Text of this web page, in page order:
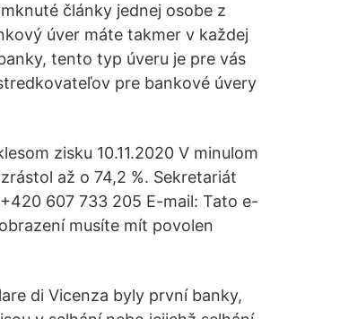
články jednej osobe z
úver máte takmer v každej
tento typ úveru je pre vás
pre bankové úvery
zisku 10.11.2020 V minulom
až o 74,2 %. Sekretariát
607 733 205 E-mail: Tato e-
musíte mít povolen
di Vicenza byly první banky,